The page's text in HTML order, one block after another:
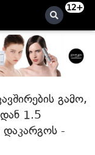
12+
გამო,
1.5
დაკარგოს -